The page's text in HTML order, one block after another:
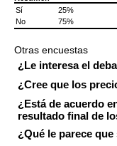
Sí
25%
No
75%
Otras encuestas
¿Le interesa el
¿Cree que los
¿Está de acuerdo
resultado final de
¿Qué le parece